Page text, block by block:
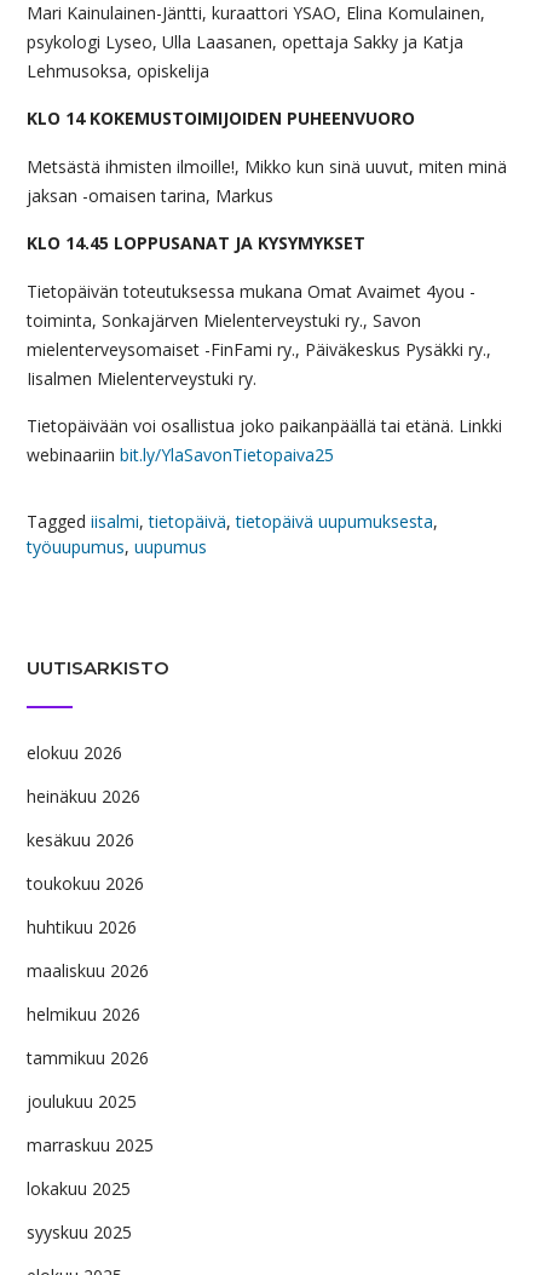
Mari Kainulainen-Jäntti, kuraattori YSAO, Elina Komulainen,
psykologi Lyseo, Ulla Laasanen, opettaja Sakky ja Katja
Lehmusoksa, opiskelija
KLO 14 KOKEMUSTOIMIJOIDEN PUHEENVUORO
Metsästä ihmisten ilmoille!, Mikko kun sinä uuvut, miten minä
jaksan -omaisen tarina, Markus
KLO 14.45 LOPPUSANAT JA KYSYMYKSET
Tietopäivän toteutuksessa mukana Omat Avaimet 4you -
toiminta, Sonkajärven Mielenterveystuki ry., Savon
mielenterveysomaiset -FinFami ry., Päiväkeskus Pysäkki ry.,
Iisalmen Mielenterveystuki ry.
Tietopäivään voi osallistua joko paikanpäällä tai etänä. Linkki
webinaariin bit.ly/YlaSavonTietopaiva25
Tagged iisalmi,tietopäivä,tietopäivä uupumuksesta,
työuupumus, uupumus
UUTISARKISTO
elokuu 2026
heinäkuu 2026
kesäkuu 2026
toukokuu 2026
huhtikuu 2026
maaliskuu 2026
helmikuu 2026
tammikuu 2026
joulukuu 2025
marraskuu 2025
lokakuu 2025
syyskuu 2025